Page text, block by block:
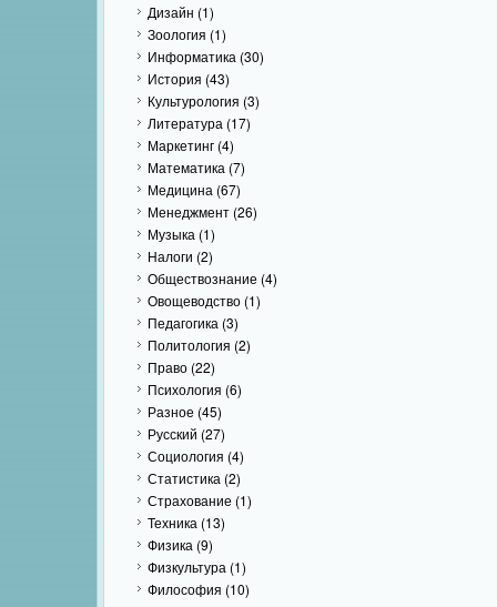
Дизайн (1)
Зоология (1)
Информатика (30)
История (43)
Культурология (3)
Литература (17)
Маркетинг (4)
Математика (7)
Медицина (67)
Менеджмент (26)
Музыка (1)
Налоги (2)
Обществознание (4)
Овощеводство (1)
Педагогика (3)
Политология (2)
Право (22)
Психология (6)
Разное (45)
Русский (27)
Социология (4)
Статистика (2)
Страхование (1)
Техника (13)
Физика (9)
Физкультура (1)
Философия (10)